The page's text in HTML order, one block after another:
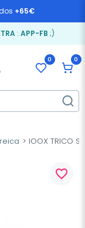
+65€
: APP-FB ;)
0 0
IOOX TRICO
favorite_border